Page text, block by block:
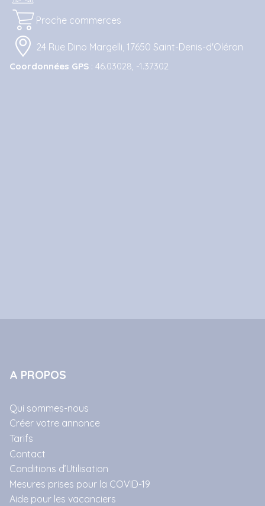
Proche commerces
24 Rue Dino Margelli, 17650 Saint-Denis-d'Oléron
Coordonnées GPS : 46.03028, -1.37302
A PROPOS
Qui sommes-nous
Créer votre annonce
Tarifs
Contact
Conditions d’Utilisation
Mesures prises pour la COVID-19
Aide pour les vacanciers